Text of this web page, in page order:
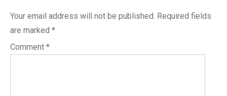
Your email address will not be published. Required fields
are marked *
Comment *